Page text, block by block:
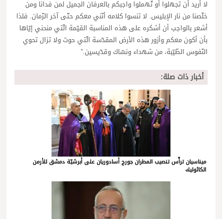
لا أريد أن تجهلوا أو تُهملوا واجبكم بالعرفان الجميل لمن فدانا ومن
خلّصنا من نار الإبليس. لا تنسوا كلامه أنّني معكم حتّى آخر الزّمان. فلذا
أشعر بالواجب أن أشكره على هذه المناسبة القيّمة الّتي منحني إيّاها
بأن أكون معكم وأزور هذه الأرض المقدّسة الّتي حوت ولا تزال تحوي
النّفوس الطّيّبة، من شهداء ونسّاك وقدّيسين.”
أخبار ذات صلة:
ميناسيان ترأّس تنصيب المطران جورج أسادوريان على أبرشيّة دمشق للأرمن
الكاثوليك